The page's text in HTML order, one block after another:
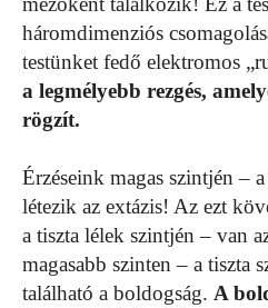
háromdimenziós
testünket fedő elektromos
a legmélyebb rezgés,
rögzít.
Érzéseink magas szintjén –
létezik az extázis! Az ezt
a tiszta lélek szintjén – van
magasabb szinten – a tiszta
található a boldogság. A